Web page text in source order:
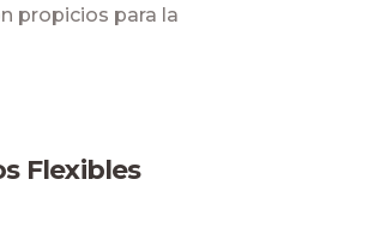
propicios para la
Flexibles